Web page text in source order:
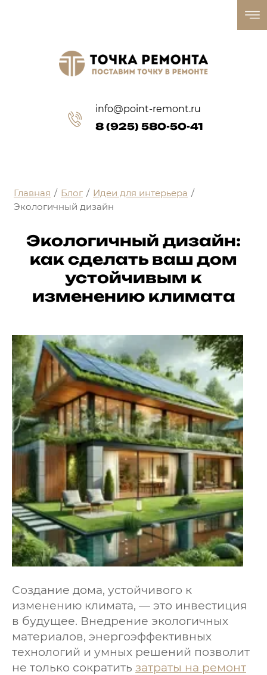
info@point-remont.ru
8 (925) 580-50-41
Главная / Блог / Идеи для интерьера /
Экологичный дизайн
Экологичный дизайн:
как сделать ваш дом
устойчивым к
изменению климата
Создание дома, устойчивого к
изменению климата, — это инвестиция
в будущее. Внедрение экологичных
материалов, энергоэффективных
технологий и умных решений позволит
не только сократить затраты на ремонт